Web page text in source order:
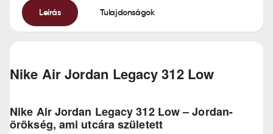
Leírás Tulajdonságok
Nike Air Jordan Legacy 312 Low
Nike Air Jordan Legacy 312 Low – Jordan-
örökség, ami utcára született